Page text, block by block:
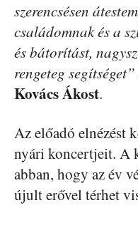
szerencsésen
családomnak és a
és bátorítást,
rengeteg segítséget”
Kovács Ákost.
Az előadó elnézést
nyári koncertjeit. A
abban, hogy az év
újult erővel térhet